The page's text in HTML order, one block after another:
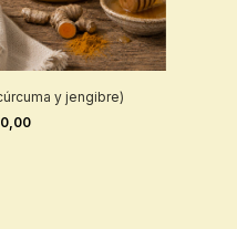
y jengibre)